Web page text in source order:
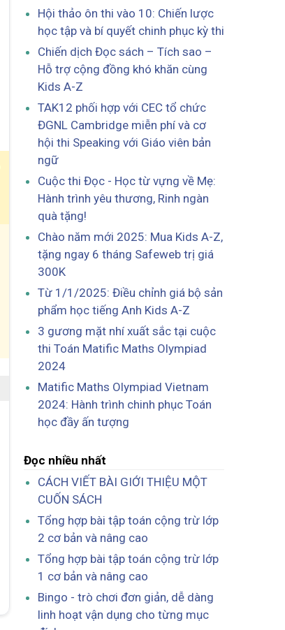
Hội thảo ôn thi vào 10: Chiến lược
học tập và bí quyết chinh phục kỳ thi
Chiến dịch Đọc sách – Tích sao –
Hỗ trợ cộng đồng khó khăn cùng
Kids A-Z
TAK12 phối hợp với CEC tổ chức
ĐGNL Cambridge miễn phí và cơ
hội thi Speaking với Giáo viên bản
ngữ
Cuộc thi Đọc - Học từ vựng về Mẹ:
Hành trình yêu thương, Rinh ngàn
quà tặng!
Chào năm mới 2025: Mua Kids A-Z,
tặng ngay 6 tháng Safeweb trị giá
300K
Từ 1/1/2025: Điều chỉnh giá bộ sản
phẩm học tiếng Anh Kids A-Z
3 gương mặt nhí xuất sắc tại cuộc
thi Toán Matific Maths Olympiad
2024
Matific Maths Olympiad Vietnam
2024: Hành trình chinh phục Toán
học đầy ấn tượng
Đọc nhiều nhất
CÁCH VIẾT BÀI GIỚI THIỆU MỘT
CUỐN SÁCH
Tổng hợp bài tập toán cộng trừ lớp
2 cơ bản và nâng cao
Tổng hợp bài tập toán cộng trừ lớp
1 cơ bản và nâng cao
Bingo - trò chơi đơn giản, dễ dàng
linh hoạt vận dụng cho từng mục